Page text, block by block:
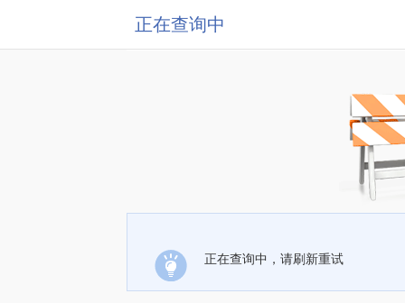
正在查询中
正在查询中，请刷新重试